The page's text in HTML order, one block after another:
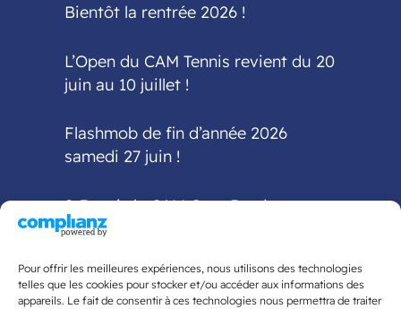
Pour offrir les meilleures expériences, nous utilisons des technologies
telles que les cookies pour stocker et/ou accéder aux informations des
appareils. Le fait de consentir à ces technologies nous permettra de traiter
Bientôt la rentrée 2026 !
L’Open du CAM Tennis revient du 20
juin au 10 juillet !
Flashmob de fin d’année 2026
samedi 27 juin !
2-3 mai : le CAM Gym Bordeaux
accueille la finale
Fédéral Régional